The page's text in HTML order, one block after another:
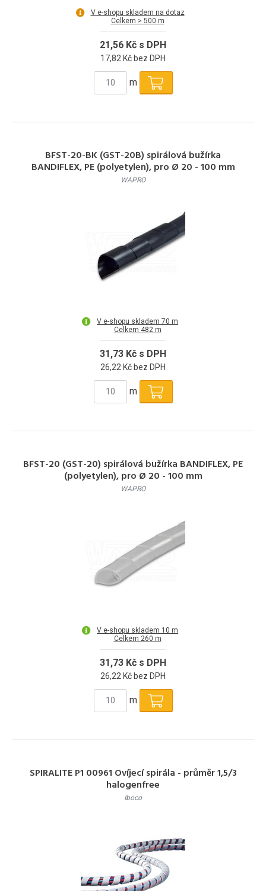
V e-shopu skladem na dotaz
Celkem > 500 m
21,56 Kč s DPH
17,82 Kč bez DPH
m
BFST-20-BK (GST-20B) spirálová bužírka
BANDIFLEX, PE (polyetylen), pro Ø 20 - 100 mm
WAPRO
V e-shopu skladem 70 m
Celkem 482 m
31,73 Kč s DPH
26,22 Kč bez DPH
m
BFST-20 (GST-20) spirálová bužírka BANDIFLEX, PE
(polyetylen), pro Ø 20 - 100 mm
WAPRO
V e-shopu skladem 10 m
Celkem 260 m
31,73 Kč s DPH
26,22 Kč bez DPH
m
SPIRALITE P1 00961 Ovíjecí spirála - průměr 1,5/3
halogenfree
Iboco